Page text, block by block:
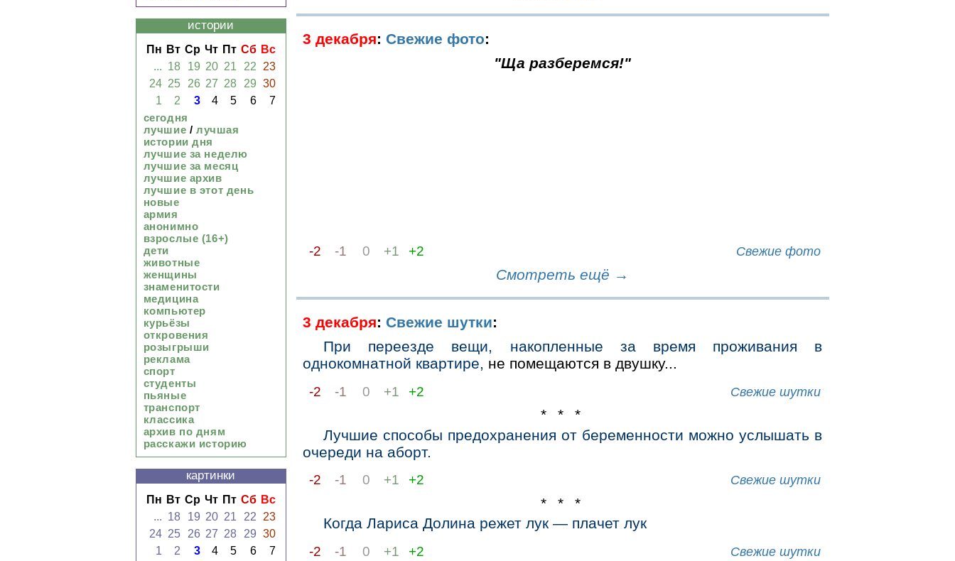
3 декабря: Свежие фото:
"Ща разберемся!"
-2 -1 0 +1 +2 Свежие фото
Смотреть ещё →
3 декабря: Свежие шутки:
При переезде вещи, накопленные за время проживания в
однокомнатной квартире, не помещаются в двушку...
-2 -1 0 +1 +2 Свежие шутки
* * *
Лучшие способы предохранения от беременности можно услышать в
очереди на аборт.
-2 -1 0 +1 +2 Свежие шутки
* * *
Когда Лариса Долина режет лук — плачет лук
-2 -1 0 +1 +2 Свежие шутки
истории
Пн Вт Ср Чт Пт Сб Вс
... 18 19 20 21 22
23
24 25 26 27 28 29 30
1
2 3 4 5 6
7
сегодня
лучшие / лучшая
истории дня
лучшие за неделю
лучшие за месяц
лучшие архив
лучшие в этот день
новые
армия
анонимно
взрослые (16+)
дети
животные
женщины
знаменитости
медицина
компьютер
курьёзы
откровения
розыгрыши
реклама
спорт
студенты
пьяные
транспорт
классика
архив по дням
расскажи историю
картинки
Пн Вт Ср Чт Пт Сб Вс
... 18 19 20 21 22
23
24 25 26 27 28 29 30
1
2 3 4 5 6
7